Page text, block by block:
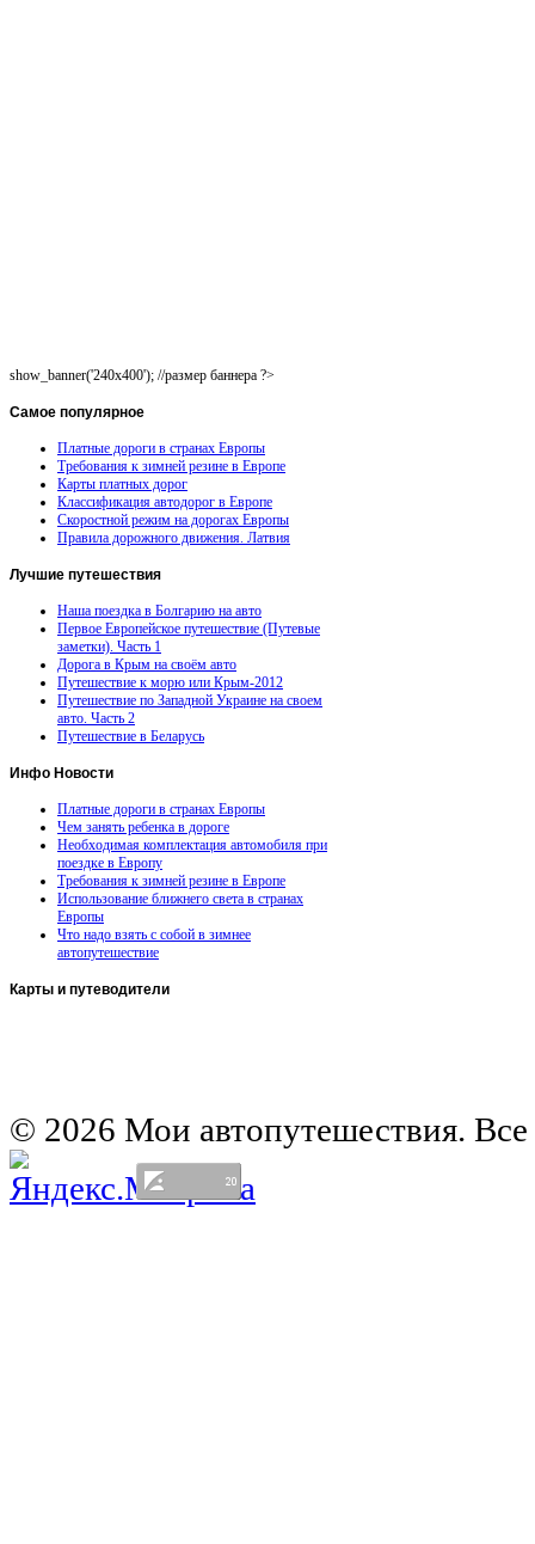
show_banner('240x400'); //размер баннера ?>
Самое популярное
Платные дороги в странах Европы
Требования к зимней резине в Европе
Карты платных дорог
Классификация автодорог в Европе
Скоростной режим на дорогах Европы
Правила дорожного движения. Латвия
Лучшие путешествия
Наша поездка в Болгарию на авто
Первое Европейское путешествие (Путевые
заметки). Часть 1
Дорога в Крым на своём авто
Путешествие к морю или Крым-2012
Путешествие по Западной Украине на своем
авто. Часть 2
Путешествие в Беларусь
Инфо Новости
Платные дороги в странах Европы
Чем занять ребенка в дороге
Необходимая комплектация автомобиля при
поездке в Европу
Требования к зимней резине в Европе
Использование ближнего света в странах
Европы
Что надо взять с собой в зимнее
автопутешествие
Карты и путеводители
© 2026 Мои автопутешествия.